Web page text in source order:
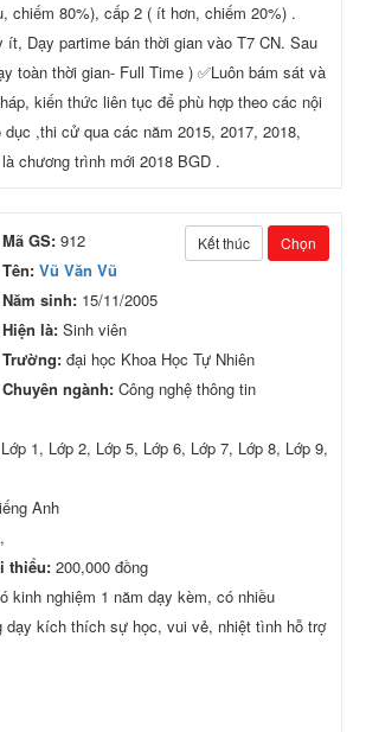
chiếm 80%), cấp 2 ( ít hơn, chiếm 20%) .
ít, Dạy partime bán thời gian vào T7 CN. Sau
toàn thời gian- Full Time ) ✅Luôn bám sát và
kiến thức liên tục để phù hợp theo các nội
,thi cử qua các năm 2015, 2017, 2018,
chương trình mới 2018 BGD .
Kết thúc Chọn
Mã GS: 912
Tên: Vũ Văn Vũ
Năm sinh: 15/11/2005
Hiện là: Sinh viên
Trường: đại học Khoa Học Tự Nhiên
Chuyên ngành: Công nghệ thông tin
1, Lớp 2, Lớp 5, Lớp 6, Lớp 7, Lớp 8, Lớp 9,
Anh
thiểu: 200,000 đồng
kinh nghiệm 1 năm dạy kèm, có nhiều
dạy kích thích sự học, vui vẻ, nhiệt tình hỗ trợ